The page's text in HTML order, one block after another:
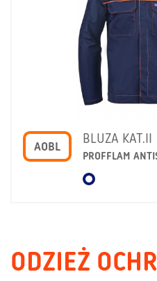
AOBL
BLUZA KAT.II
PROFFLAM
ODZIEŻ